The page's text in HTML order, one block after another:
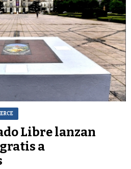
Libre lanzan
a